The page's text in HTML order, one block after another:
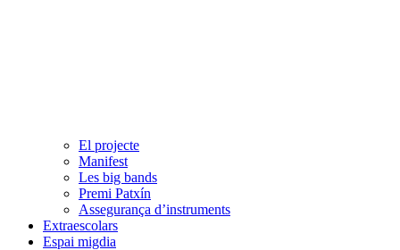
El projecte
Manifest
Les big bands
Premi Patxín
Assegurança d’instruments
Extraescolars
Espai migdia